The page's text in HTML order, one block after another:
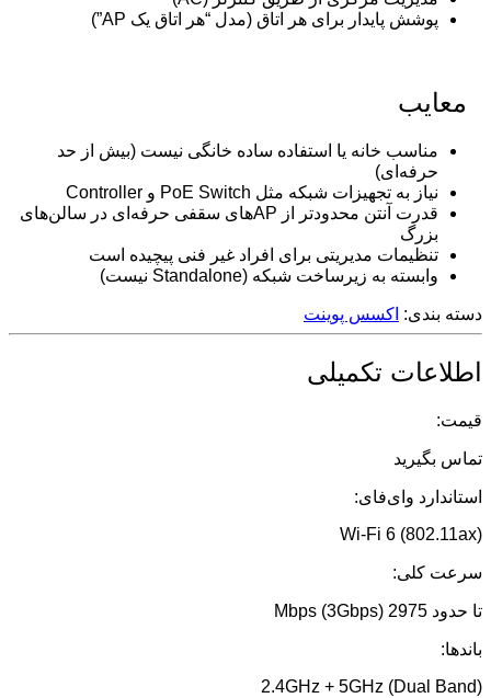
پوشش پایدار برای هر اتاق (مدل “هر اتاق یک AP”)
معایب
مناسب خانه یا استفاده ساده خانگی نیست (بیش از حد
حرفه‌ای)
نیاز به تجهیزات شبکه مثل PoE Switch و Controller
قدرت آنتن محدودتر از APهای سقفی حرفه‌ای در سالن‌های
بزرگ
تنظیمات مدیریتی برای افراد غیر فنی پیچیده است
وابسته به زیرساخت شبکه (Standalone نیست)
دسته بندی: اکسس پوینت
اطلاعات تکمیلی
قیمت:
تماس بگیرید
استاندارد وای‌فای:
Wi-Fi 6 (802.11ax)
سرعت کلی:
تا حدود 2975 Mbps (3Gbps)
باندها:
2.4GHz + 5GHz (Dual Band)